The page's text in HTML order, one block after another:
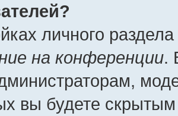
личного
на конференции.
вы будете